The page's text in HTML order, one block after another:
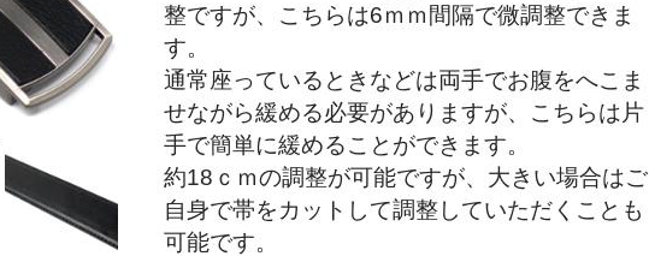
整ですが、こちらは6ｍｍ間隔で微調整できま
す。
通常座っているときなどは両手でお腹をへこま
せながら緩める必要がありますが、こちらは片
手で簡単に緩めることができます。
約18ｃｍの調整が可能ですが、大きい場合はご
自身で帯をカットして調整していただくことも
可能です。